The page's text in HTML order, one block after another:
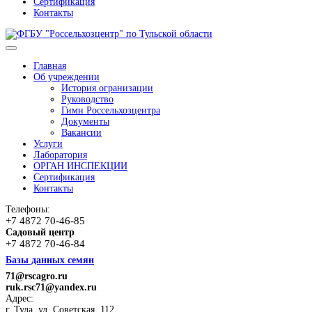
Контакты
Главная
Об учреждении
История огранизации
Руководство
Гимн Россельхозцентра
Документы
Вакансии
Услуги
Лаборатория
ОРГАН ИНСПЕКЦИИ
Сертификация
Контакты
Телефоны:
+7 4872 70-46-85
Садовый центр
+7 4872 70-46-84
Базы данных семян
71@rscagro.ru
ruk.rsc71@yandex.ru
Адрес:
г. Тула, ул. Советская, 112